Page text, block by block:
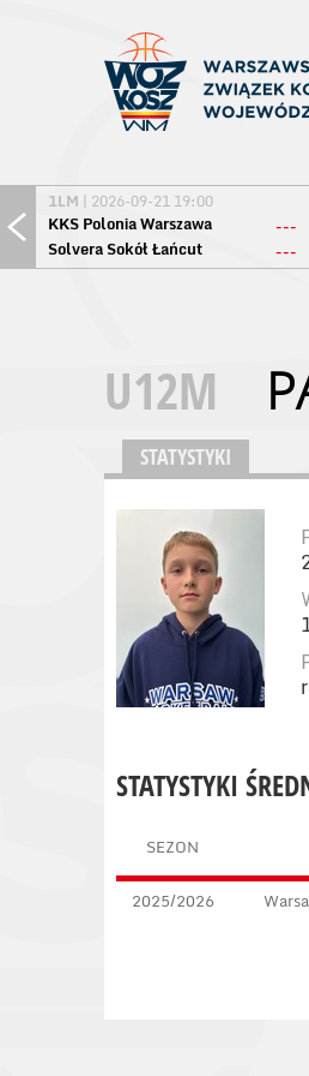
1LM | 2026-09-21 19:00
KKS Polonia Warszawa
---
Solvera Sokół Łańcut
---
U12M
STATYSTYKI
STATYSTYKI
SEZON
2025/2026